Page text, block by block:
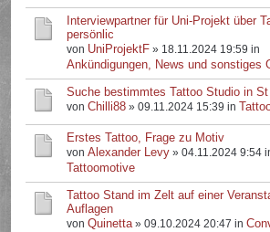
Interviewpartner für Uni-Projekt über
persönlic
von UniProjektF » 18.11.2024 19:59 in
Ankündigungen, News und sonstiges
Suche bestimmtes Tattoo Studio in St
vonChilli88 » 09.11.2024 15:39 in
Erstes Tattoo, Frage zu Motiv
vonAlexander Levy » 04.11.2024 9:54
Tattoomotive
Tattoo Stand im Zelt auf einer
Auflagen
vonQuinetta» 09.10.2024 20:47 in